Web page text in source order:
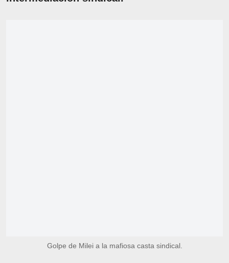
Golpe de Milei a la mafiosa casta sindical.